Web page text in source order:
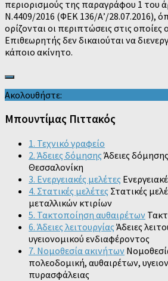
περιορισμούς της παραγράφου 1 του
Ν.4409/2016 (ΦΕΚ 136/Α’/28.07.2016),
ορίζονται οι περιπτώσεις στις οποίες
Επιθεωρητής δεν δικαιούται να
κάποιο ακίνητο.
Ακολουθήστε:
Μπουντίμας Πιττακός
1. Τεχνικό γραφείο
2. Άδειες δόμησης Άδειες
Θεσσαλονίκη
3. Ενεργειακές μελέτες
4. Στατικές μελέτες Στατικές
μεταλλικών κτιρίων
5. Τακτοποίηση αυθαιρέτων
6. Άδειες λειτουργίας Άδειες
υγειονομικού ενδιαφέροντος
7. Νομοθεσία ακινήτων
πολεοδομική, αυθαιρέτων,
πυρασφάλειας